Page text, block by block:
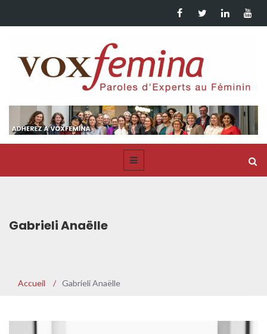
Gabrieli Anaëlle
Accueil / Gabrieli Anaëlle